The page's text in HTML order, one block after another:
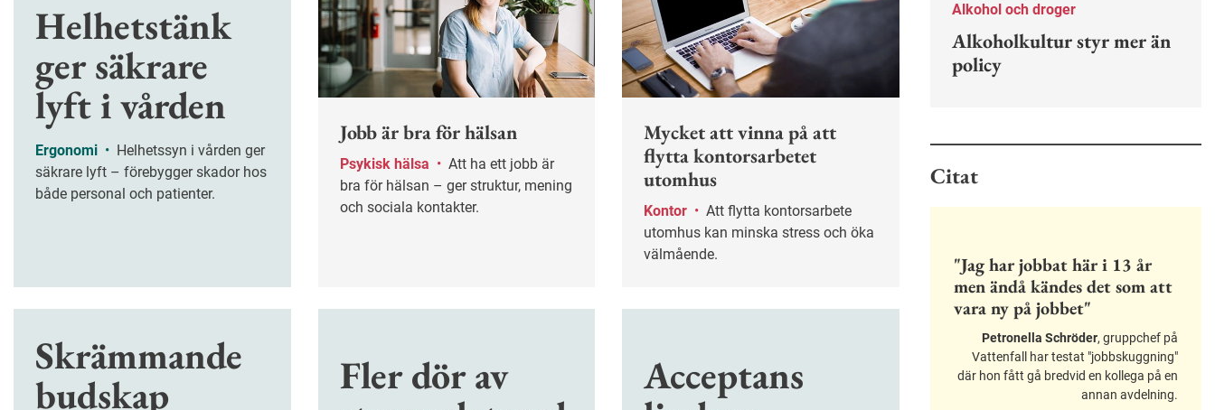
Helhetstänk
ger säkrare
lyft i vården
Ergonomi •
säkrare lyft – förebygger skador hos
både personal och patienter.
Jobb är bra för hälsan
Psykisk hälsa •
bra för hälsan – ger struktur, mening
och sociala kontakter.
Mycket att vinna på att
flytta kontorsarbetet
utomhus
Kontor • Att flytta kontorsarbete
utomhus kan minska stress och öka
välmående.
Skrämmande
budskap
Fler dör av
Acceptans
Alkohol och droger
Alkoholkultur styr mer än
policy
Citat
"Jag har jobbat här i 13 år
men ändå kändes det som att
vara ny på jobbet"
Petronella Schröder, gruppchef på
Vattenfall har testat "jobbskuggning"
där hon fått gå bredvid en kollega på en
annan avdelning.